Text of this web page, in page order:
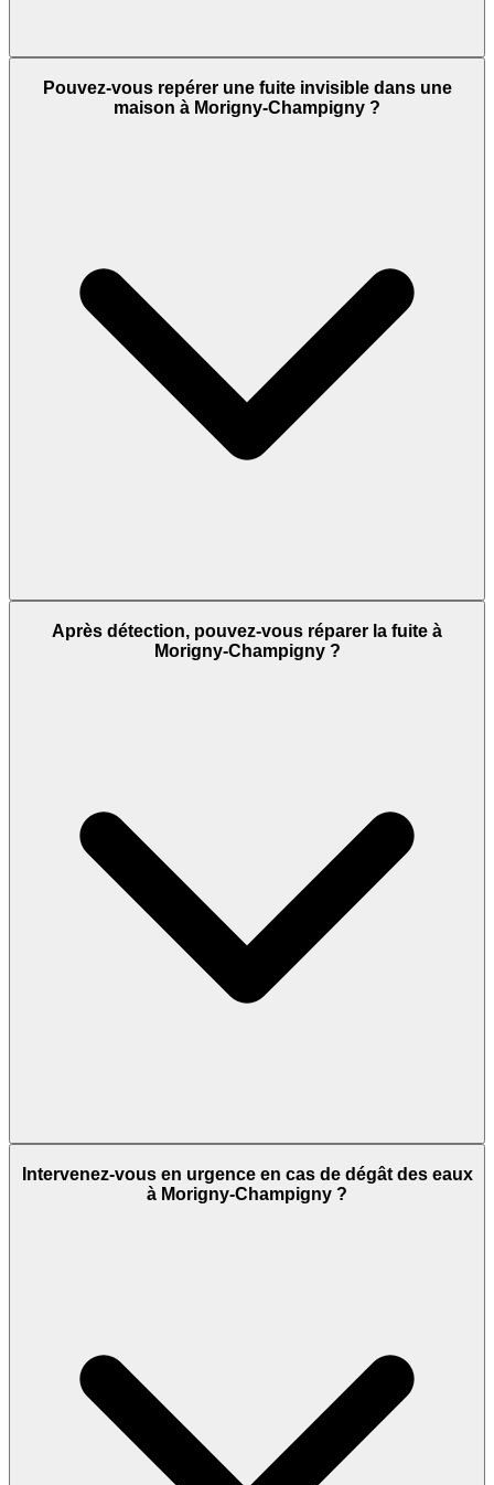
Pouvez-vous repérer une fuite invisible dans une
maison à Morigny-Champigny ?
Après détection, pouvez-vous réparer la fuite à
Morigny-Champigny ?
Intervenez-vous en urgence en cas de dégât des eaux
à Morigny-Champigny ?